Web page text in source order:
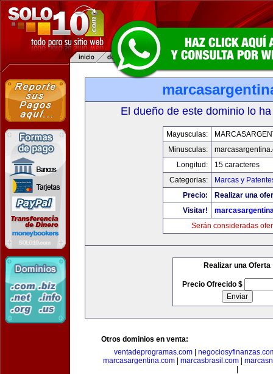
El dueño de este dominio lo
Mayusculas:
Minusculas:
Longitud:
15 caracteres
Categorias:
Marcas y
Precio:
Realizar una
Visitar!
Serán consideradas
Realizar una Oferta
Precio Ofrecido $
Otros dominios en venta:
ventadeprogramas.com|
marcasargentina.com| marcasbrasil.com|